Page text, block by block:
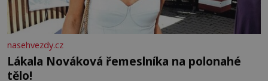
nasehvezdy.cz
Lákala Nováková řemeslníka na polonahé
tělo!